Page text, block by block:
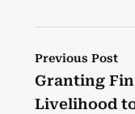
Previous Post
Granting
Livelihood